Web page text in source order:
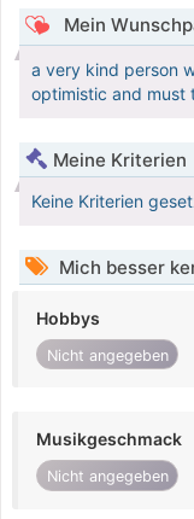
Mein
a very kind person
optimistic and must
Meine Kriterien
Keine Kriterien
Mich besser
Hobbys
Nicht angegeben
Musikgeschmack
Nicht angegeben